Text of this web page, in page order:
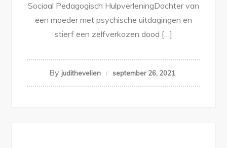
Sociaal Pedagogisch HulpverleningDochter van
een moeder met psychische uitdagingen en
stierf een zelfverkozen dood […]
By judithevelien september 26, 2021